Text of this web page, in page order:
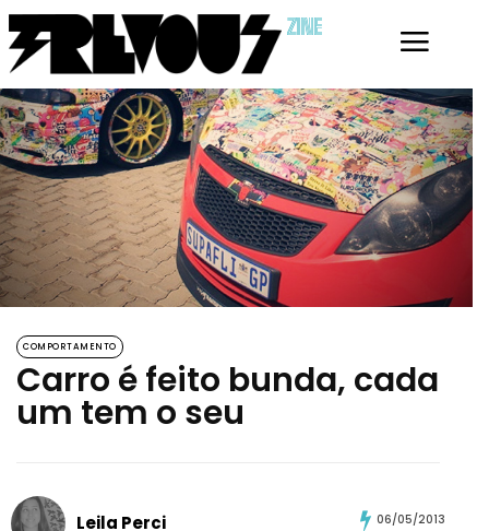
ZINE
COMPORTAMENTO
Carro é feito bunda, cada
um tem o seu
Leila Perci 06/05/2013